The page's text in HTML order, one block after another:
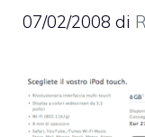
07/02/2008 di